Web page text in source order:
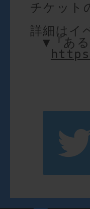
チケット
詳細はイ
▼『ある